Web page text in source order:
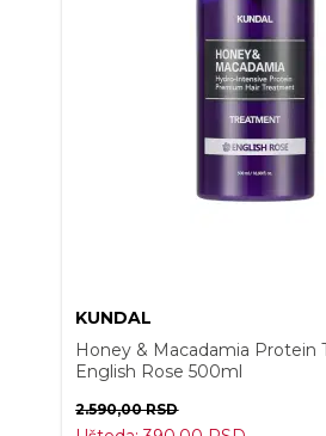
KUNDAL
Honey & Macadamia Protein
English Rose 500ml
2.590,00RSD